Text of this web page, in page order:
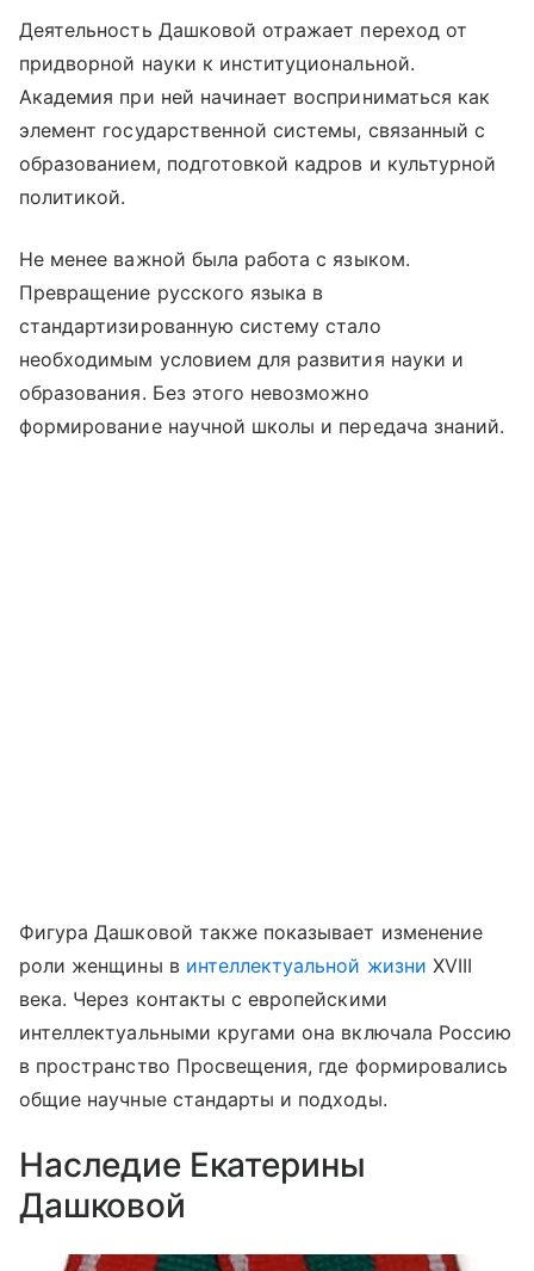
Деятельность Дашковой отражает переход от
придворной науки к институциональной.
Академия при ней начинает восприниматься как
элемент государственной системы, связанный с
образованием, подготовкой кадров и культурной
политикой.
Не менее важной была работа с языком.
Превращение русского языка в
стандартизированную систему стало
необходимым условием для развития науки и
образования. Без этого невозможно
формирование научной школы и передача знаний.
Фигура Дашковой также показывает изменение
роли женщины в интеллектуальной жизни XVIII
века. Через контакты с европейскими
интеллектуальными кругами она включала Россию
в пространство Просвещения, где формировались
общие научные стандарты и подходы.
Наследие Екатерины
Дашковой